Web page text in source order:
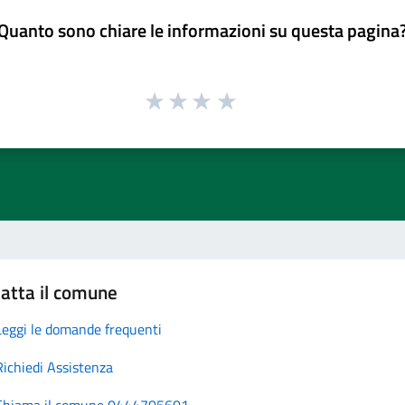
sono chiare le informazioni su questa
il comune
le domande frequenti
Assistenza